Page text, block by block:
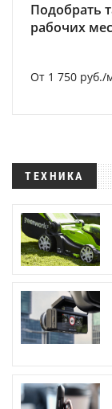
Подобрать
рабочих
От 1 750 руб./
ТЕХНИКА